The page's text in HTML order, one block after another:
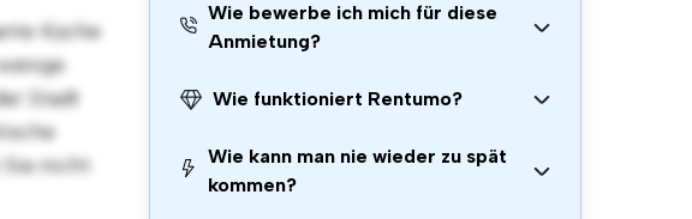
Küche
Stadt
nicht
Wie bewerbe ich mich für diese
Anmietung?
Wie funktioniert Rentumo?
Wie kann man nie wieder zu spät
kommen?